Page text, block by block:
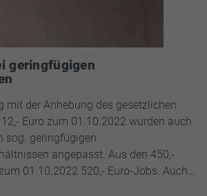
geringfügigen
mit der Anhebung des gesetzlichen
Euro zum 01.10.2022 wurden auch
sog. geringfügigen
angepasst. Aus den 450,-
01.10.2022 520,- Euro-Jobs. Auch…